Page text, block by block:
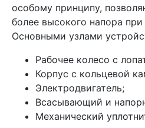
особому принципу,
более высокого напора
Основными узлами
Рабочее колесо с
Корпус с кольцевой
Электродвигатель;
Всасывающий и
Механический